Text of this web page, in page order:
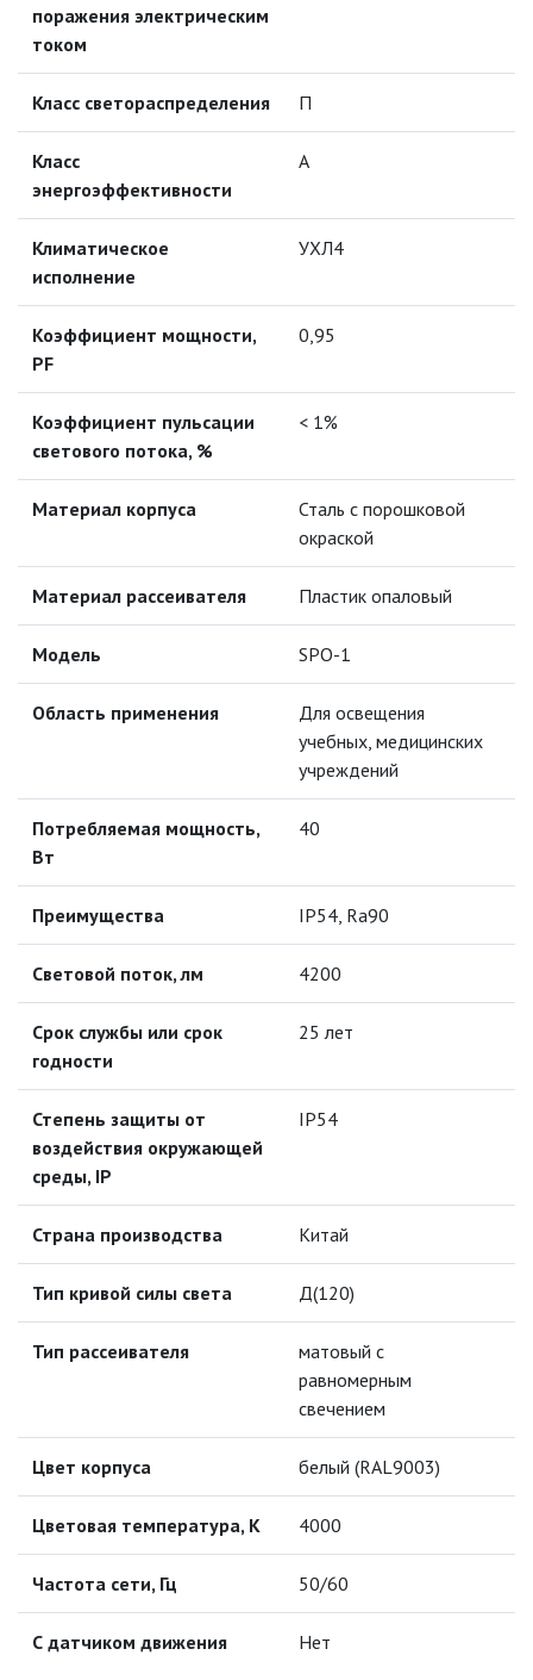
МОДУЛЬНЫЕ СИСТЕМЫ
ОБОРУДОВАНИЕ
ОТВЕРТКИ
ПОДВЕСНЫЕ ЛОФТ
СВЕТИЛЬНИКИ
ЭЛЕКТРОСТАНЦИИ
ПРОТИВОМОСКИТНЫЕ ЛАМПЫ
РАЗЪЁМЫ, ПЕРЕХОДНИКИ, ТВ
ДЕЛИТЕЛИ
СЕТЕВЫЕ ФИЛЬТРЫ, СИЛОВЫЕ
ТРОЙНИКИ И КОЛОДКИ, ВИЛКИ
СТАБИЛИЗАТОРЫ НАПРЯЖЕНИЯ
ТОЧЕЧНЫЕ СВЕТИЛЬНИКИ
СОЛНЕЧНЫХ БАТАРЕЯХ
ЭЛЕКТРОЗВОНКИ И АКСЕССУАРЫ
ЭЛЕКТРОУСТАНОВОЧНЫЕ
ИЗДЕЛИЯ
НОВОСТИ
ОПЛАТА И ДОСТАВКА
ЗАДАТЬ ВОПРОС
поражения электрическим
током
Класс светораспределения П
Класс
энергоэффективности
А
Климатическое
исполнение
УХЛ4
Коэффициент мощности,
PF
0,95
Коэффициент пульсации
светового потока, %
< 1%
Материал корпуса
Сталь с порошковой
окраской
Материал рассеивателя Пластик опаловый
Модель SPO-1
Область применения
Для освещения
учебных, медицинских
учреждений
Потребляемая мощность,
Вт
40
Преимущества IP54, Ra90
Световой поток, лм 4200
Срок службы или срок
годности
25 лет
Степень защиты от
воздействия окружающей
среды, IP
IP54
Страна производства Китай
Тип кривой силы света Д(120)
Тип рассеивателя
матовый с
равномерным
свечением
Цвет корпуса белый (RAL9003)
Цветовая температура, К 4000
Частота сети, Гц 50/60
С датчиком движения Нет